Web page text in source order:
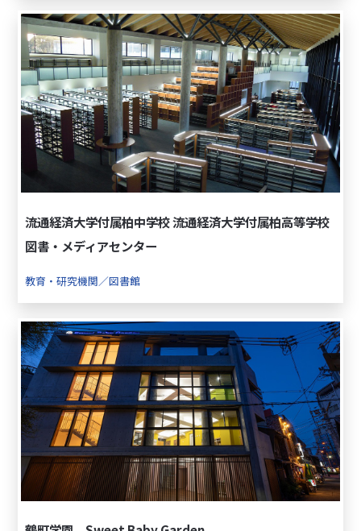
流通経済大学付属柏中学校 流通経済大学付属柏高等学校
図書・メディアセンター
教育・研究機関／図書館